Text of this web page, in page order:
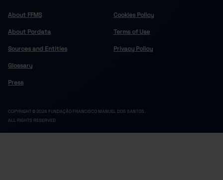
About FFMS
About Pordata
Sources and Entities
Glossary
Press
Cookies Policy
Terms of Use
Privacy Policy
COPYRIGHT © 2024 FUNDAÇÃO FRANCISCO MANUEL DOS SANTOS.
ALL RIGHTS RESERVED